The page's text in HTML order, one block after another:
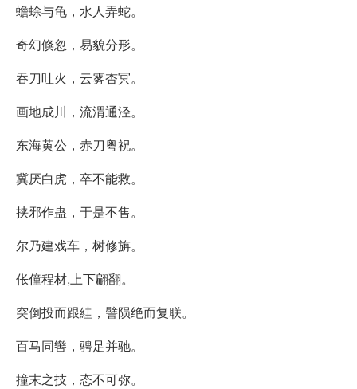
蟾蜍与龟，水人弄蛇。
奇幻倏忽，易貌分形。
吞刀吐火，云雾杏冥。
画地成川，流渭通泾。
东海黄公，赤刀粤祝。
冀厌白虎，卒不能救。
挟邪作蛊，于是不售。
尔乃建戏车，树修旃。
伥僮程材,上下翩翻。
突倒投而跟絓，譬陨绝而复联。
百马同辔，骋足并驰。
撞末之技，态不可弥。